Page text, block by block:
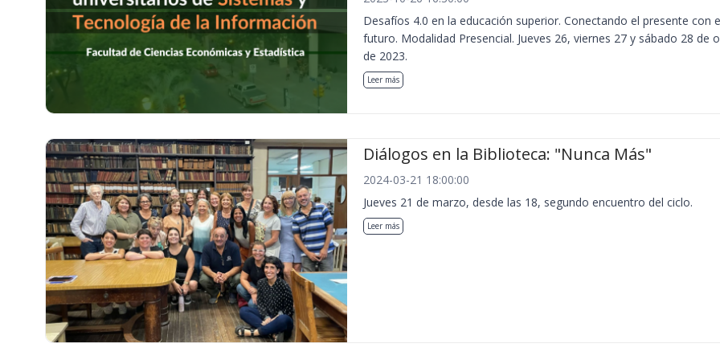
Desafíos 4.0 en la educación superior. Conectando el presente con
futuro. Modalidad Presencial. Jueves 26, viernes 27 y sábado 28 de
de 2023.
Leer más
Diálogos en la Biblioteca: "Nunca Más"
2024-03-21 18:00:00
Jueves 21 de marzo, desde las 18, segundo encuentro del ciclo.
Leer más